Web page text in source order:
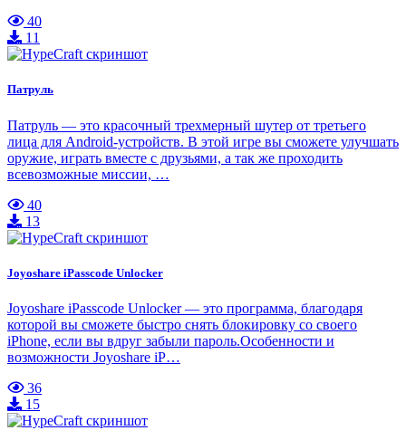
40
11
Патруль
Патруль — это красочный трехмерный шутер от третьего
лица для Android-устройств. В этой игре вы сможете улучшать
оружие, играть вместе с друзьями, а так же проходить
всевозможные миссии, …
40
13
Joyoshare iPasscode Unlocker
Joyoshare iPasscode Unlocker — это программа, благодаря
которой вы сможете быстро снять блокировку со своего
iPhone, если вы вдруг забыли пароль.Особенности и
возможности Joyoshare iP…
36
15